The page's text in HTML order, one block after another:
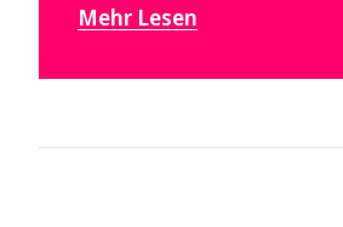
Mehr Lesen